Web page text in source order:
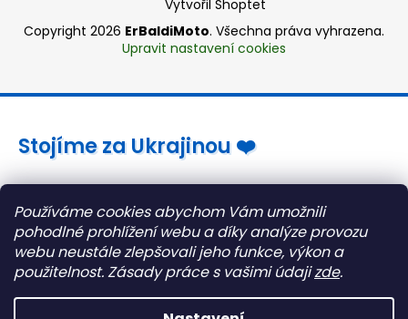
Používáme cookies abychom Vám umožnili
pohodlné prohlížení webu a díky analýze provozu
webu neustále zlepšovali jeho funkce, výkon a
použitelnost.Zásady práce s vašimi údajizde.
Vytvořil Shoptet
Copyright 2026 ErBaldiMoto. Všechna práva vyhrazena.
Upravit nastavení cookies
Stojíme za Ukrajinou ❤️
Jak a čím pomoci »